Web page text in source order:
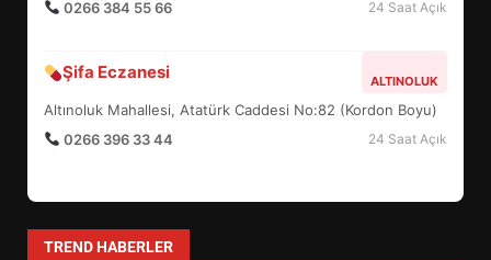
0266 384 55 66
24 Saat Açık
Şifa Eczanesi ALTINOLUK
Altınoluk Mahallesi, Atatürk Caddesi No:82 (Kordon Boyu)
0266 396 33 44
24 Saat Açık
TREND HABERLER
7
YENİ YÖNETİM NASIL
ŞEKİLLENDİ?
1
HAREKETE GEÇİYOR: GÖZLER